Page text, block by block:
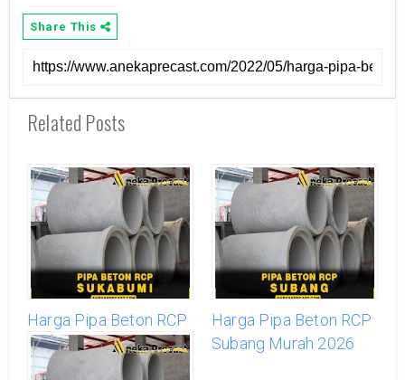
Share This
Related Posts
Harga Pipa Beton RCP
Sukabumi Murah 2026
Harga Pipa Beton RCP
Subang Murah 2026